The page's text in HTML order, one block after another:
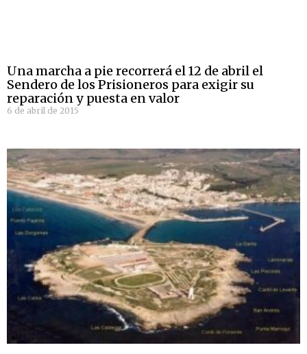
Una marcha a pie recorrerá el 12 de abril el
Sendero de los Prisioneros para exigir su
reparación y puesta en valor
6 de abril de 2015